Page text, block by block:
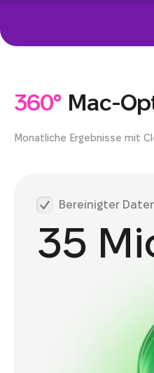
360° Mac-
Monatliche Ergebnisse mit
Bereinigter
35